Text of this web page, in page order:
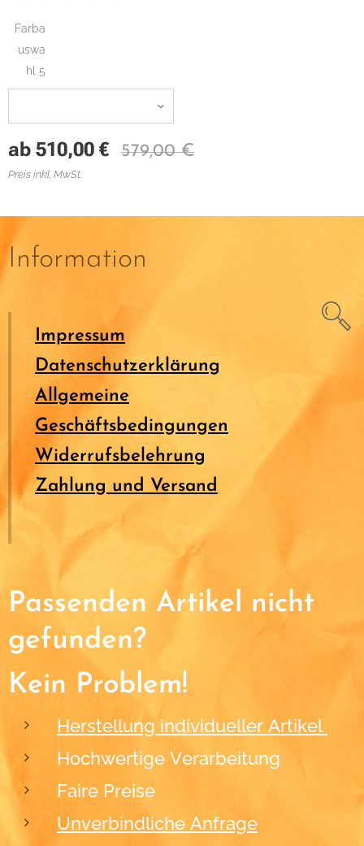
Farba
uswa
hl 5
ab 510,00 € 579,00€
Preis inkl. MwSt.
Information
Impressum
Datenschutzerklärung
Allgemeine
Geschäftsbedingungen
Widerrufsbelehrung
Zahlung und Versand
Passenden Artikel nicht
gefunden?
Kein Problem!
Herstellung individueller Artikel
Hochwertige Verarbeitung
Faire Preise
Unverbindliche Anfrage